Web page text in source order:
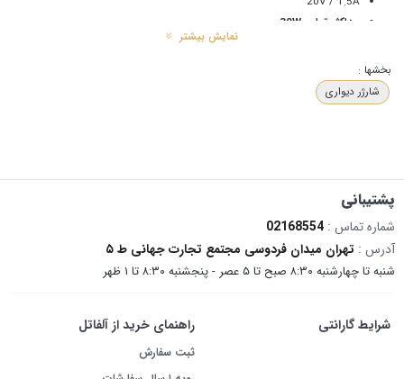
حداکثر توان: 30W
این مقادیر باعث می‌شود شارژر بتواند متناسب با نیاز دستگاه، بهترین ولتاژ و جریان را
ارائه دهد.
PD 3.0
PD 2.0
PPS
QC 2.0 / QC 3.0
AFC
SCP
Apple 2.4A
نمایش بیشتر
بخشها :
شارژر دیواری
پشتیبانی
شماره تماس : 02168554
آدرس : تهران میدان فردوسی مجتمع تجارت جهانی ط ۵
شنبه تا چهارشنبه ۸:۳۰ صبح تا ۵ عصر - پنجشنبه ۸:۳۰ تا ۱ ظهر
شرایط گارانتی راهنمای خرید از آلفاتل
ثبت سفارش